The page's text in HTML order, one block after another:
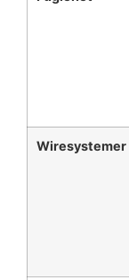
Wiresystemer